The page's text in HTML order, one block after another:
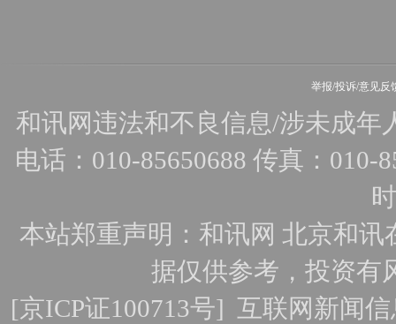
举报/投诉/意见反
和讯网违法和不良信息/涉未成年
电话：010-85650688 传真：010-
本站郑重声明：和讯网 北京和
据仅供参考，投资有
[京ICP证100713号]互联网新闻